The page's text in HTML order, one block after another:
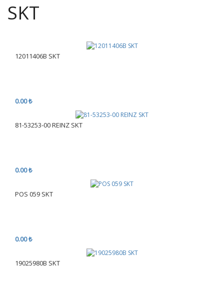
SKT
12011406B SKT
0.00 ₺
81-53253-00 REINZ SKT
0.00 ₺
POS 059 SKT
0.00 ₺
19025980B SKT